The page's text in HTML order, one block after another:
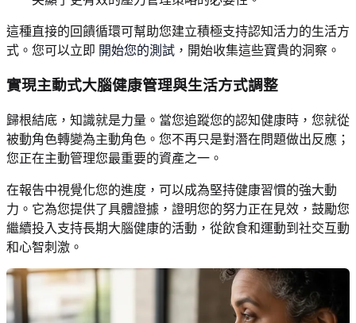
這種直接的回饋循環可幫助您建立積極支持認知活力的生活方
式。您可以立即 開始您的測試 ，開始收集這些寶貴的洞察。
實現主動式大腦健康管理與生活方式調整
歸根結底，知識就是力量。當您追蹤您的認知健康時，您就從
被動角色轉變為主動角色。您不再只是對潛在問題做出反應；
您正在主動管理您最重要的資產之一。
在報告中視覺化您的進度，可以成為堅持健康習慣的強大動
力。它為您提供了具體證據，證明您的努力正在見效，鼓勵您
繼續投入支持長期大腦健康的活動，從飲食和運動到社交互動
和心智刺激。